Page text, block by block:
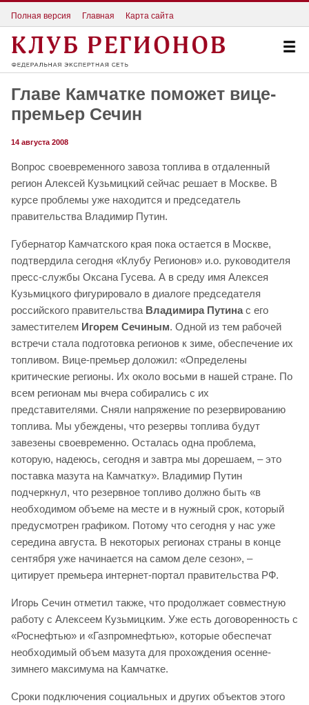
Полная версия Главная Карта сайта
Главе Камчатке поможет вице-
премьер Сечин
14 августа 2008
Вопрос своевременного завоза топлива в отдаленный
регион Алексей Кузьмицкий сейчас решает в Москве. В
курсе проблемы уже находится и председатель
правительства Владимир Путин.
Губернатор Камчатского края пока остается в Москве,
подтвердила сегодня «Клубу Регионов» и.о. руководителя
пресс-службы Оксана Гусева. А в среду имя Алексея
Кузьмицкого фигурировало в диалоге председателя
российского правительства Владимира Путинас его
заместителем Игорем Сечиным. Одной из тем рабочей
встречи стала подготовка регионов к зиме, обеспечение их
топливом. Вице-премьер доложил: «Определены
критические регионы. Их около восьми в нашей стране. По
всем регионам мы вчера собирались с их
представителями. Сняли напряжение по резервированию
топлива. Мы убеждены, что резервы топлива будут
завезены своевременно. Осталась одна проблема,
которую, надеюсь, сегодня и завтра мы дорешаем, – это
поставка мазута на Камчатку». Владимир Путин
подчеркнул, что резервное топливо должно быть «в
необходимом объеме на месте и в нужный срок, который
предусмотрен графиком. Потому что сегодня у нас уже
середина августа. В некоторых регионах страны в конце
сентября уже начинается на самом деле сезон», –
цитирует премьера интернет-портал правительства РФ.
Игорь Сечин отметил также, что продолжает совместную
работу с Алексеем Кузьмицким. Уже есть договоренность с
«Роснефтью» и «Газпромнефтью», которые обеспечат
необходимый объем мазута для прохождения осенне-
зимнего максимума на Камчатке.
Сроки подключения социальных и других объектов этого